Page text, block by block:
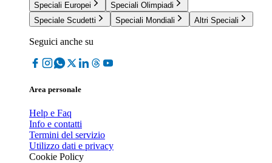
Speciali Europei
Speciali Olimpiadi
Speciale Scudetti
Speciali Mondiali Altri Speciali
Seguici anche su
Area personale
Help e Faq
Info e contatti
Termini del servizio
Utilizzo dati e privacy
Cookie Policy